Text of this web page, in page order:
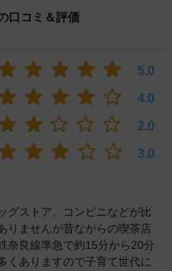
口コミ＆評価
5.0
4.0
2.0
3.0
グストア、コンビニなどが比
りませんが昔ながらの喫茶店
奈良線準急で約15分から20分
くありますので子育て世代に